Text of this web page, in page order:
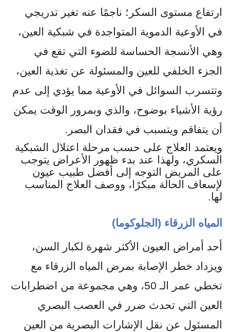
ارتفاع مستوى السكر؛ ناجمًا عنه تغير تدريجي
في الأوعية الدموية المتواجدة في شبكية العين،
وهي الأنسجة الحساسة للضوء التي تقع في
الجزء الخلفي للعين والمسئولة عن تغذية العين،
وتتسرب السوائل في الأوعية مما يؤدي إلى عدم
رؤية الأشياء بوضوح، والذي وبمرور الوقت يمكن
أن يتفاقم ويتسبب في فقدان البصر.
ويعتمد العلاج على حسب مرحلة اعتلال الشبكية
السكري، ولهذا عند بدء ظهور الأعراض يتوجب
على المريض التوجه إلى أفضل طبيب عيون
لإسعاف الحالة مبكرًا، ووصف العلاج المناسب
لها.
المياه الزرقاء (الجلوكوما)
أحد أمراض العيون الأكثر شهرة لكبار السن،
ويزداد خطر الإصابة بمرض المياه الزرقاء مع
تخطي عمر الـ 50، وهي مجموعة من اضطرابات
العين التي تحدث ضرر في العصب البصري
المسئول عن نقل الإشارات البصرية من العين